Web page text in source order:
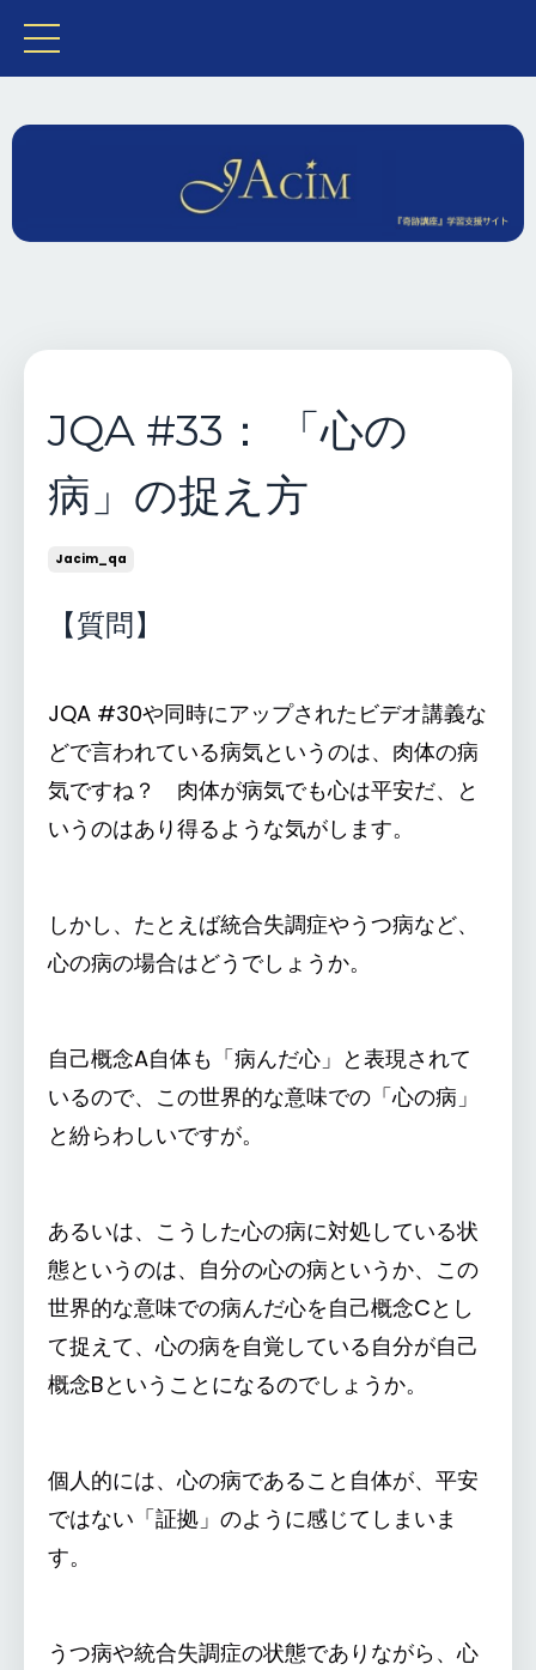
JQA #33： 「心の
病」の捉え方
Jacim_qa
【質問】
JQA #30や同時にアップされたビデオ講義な
どで言われている病気というのは、肉体の病
気ですね？ 肉体が病気でも心は平安だ、と
いうのはあり得るような気がします。
しかし、たとえば統合失調症やうつ病など、
心の病の場合はどうでしょうか。
自己概念A自体も「病んだ心」と表現されて
いるので、この世界的な意味での「心の病」
と紛らわしいですが。
あるいは、こうした心の病に対処している状
態というのは、自分の心の病というか、この
世界的な意味での病んだ心を自己概念Cとし
て捉えて、心の病を自覚している自分が自己
概念Bということになるのでしょうか。
個人的には、心の病であること自体が、平安
ではない「証拠」のように感じてしまいま
す。
うつ病や統合失調症の状態でありながら、心